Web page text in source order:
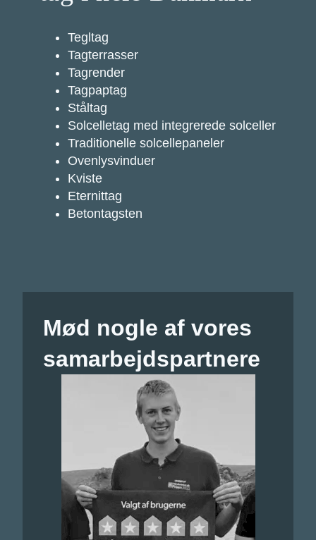
Tegltag
Tagterrasser
Tagrender
Tagpaptag
Ståltag
Solcelletag med integrerede solceller
Traditionelle solcellepaneler
Ovenlysvinduer
Kviste
Eternittag
Betontagsten
Mød nogle af vores
samarbejdspartnere